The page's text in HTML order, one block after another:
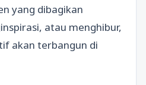
yang dibagikan
atau menghibur,
akan terbangun di